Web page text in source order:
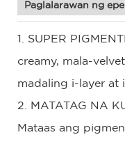
Paglalarawan ng
1. SUPER
creamy, mala-
madaling i-layer at
2. MATATAG NA
Mataas ang